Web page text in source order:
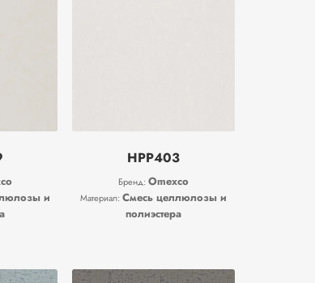
и
HPP403
Бренд: Omexco
Материал: Смесь целлюлозы и
полиэстера